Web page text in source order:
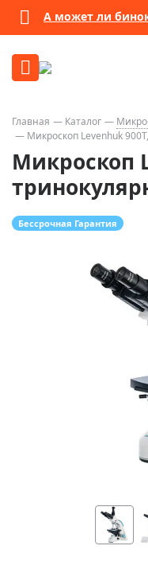
А может ли
Главная Каталог
Микроскоп Levenhuk
Микроскоп
Бессрочная Гарантия